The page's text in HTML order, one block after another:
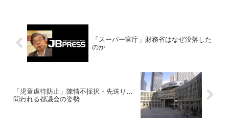
「スーパー官庁」財務省はなぜ没落した
のか
「児童虐待防止」陳情不採択・先送り…
問われる都議会の姿勢